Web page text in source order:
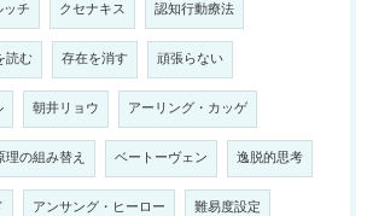
チ クセナキス 認知行動療法
読む 存在を消す 頑張らない
朝井リョウ アーリング・カッゲ
理の組み替え ベートーヴェン 逸脱的思考
アンサング・ヒーロー 難易度設定